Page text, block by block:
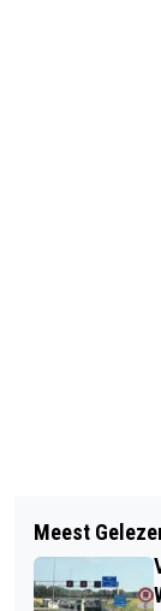
“HET
NOEMEN”
MAN
Meest